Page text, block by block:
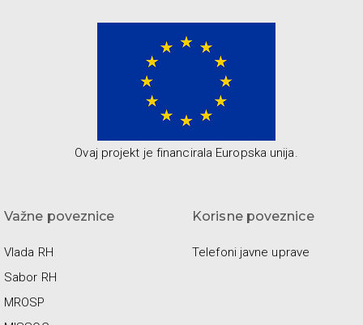
Ovaj projekt je financirala Europska unija.
Važne poveznice
Vlada RH
Sabor RH
MROSP
Korisne poveznice
Telefoni javne uprave